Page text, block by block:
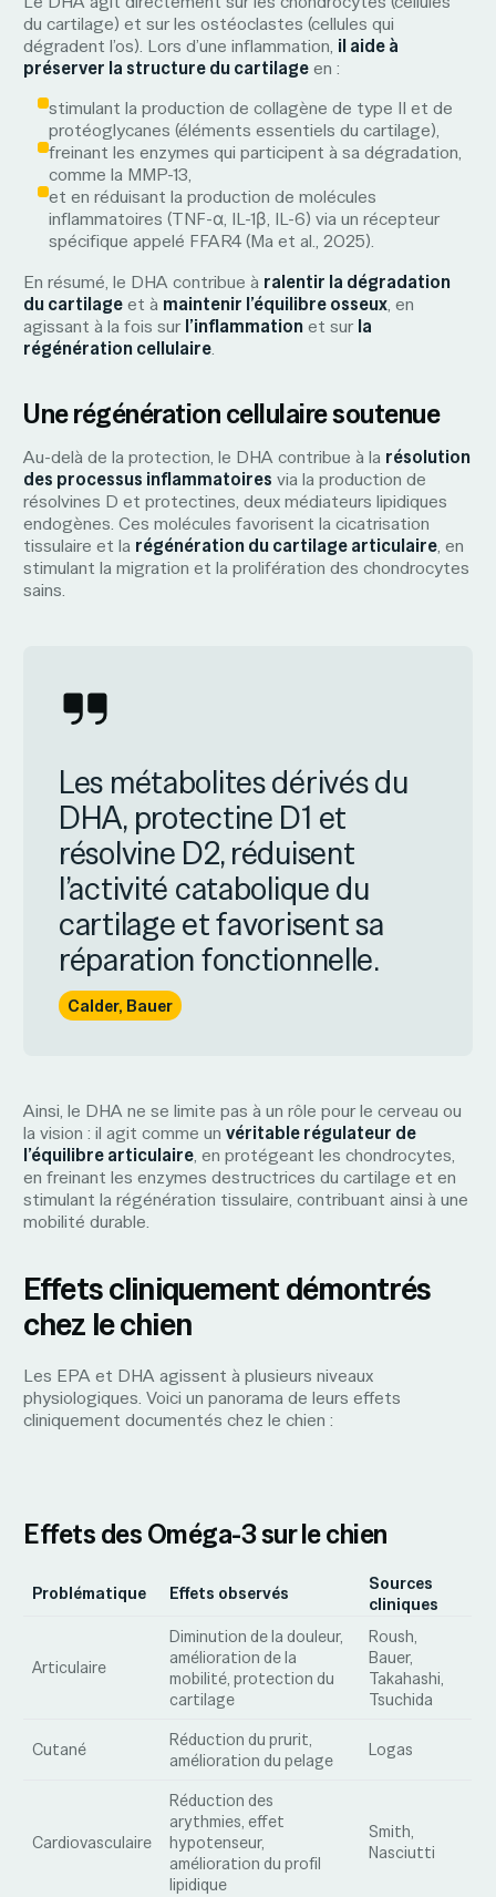
du cartilage) et sur les ostéoclastes (cellules qui
dégradent l’os). Lors d’une inflammation, il aide à
préserver la structure du cartilageen :
stimulant la production de collagène de type II et de
protéoglycanes (éléments essentiels du cartilage),
freinant les enzymes qui participent à sa dégradation,
comme la MMP-13,
et en réduisant la production de molécules
inflammatoires (TNF-α, IL-1β, IL-6) via un récepteur
spécifique appelé FFAR4 (Ma et al., 2025).
En résumé, le DHA contribue à ralentir la dégradation
du cartilageet à maintenir l’équilibre osseux, en
agissant à la fois sur l’inflammationet sur la
régénération cellulaire.
Une régénération cellulaire soutenue
Au-delà de la protection, le DHA contribue à la résolution
des processus inflammatoires via la production de
résolvines D et protectines, deux médiateurs lipidiques
endogènes. Ces molécules favorisent la cicatrisation
tissulaire et la régénération du cartilage articulaire, en
stimulant la migration et la prolifération des chondrocytes
sains.
Les métabolites dérivés du
DHA, protectine D1 et
résolvine D2, réduisent
l’activité catabolique du
cartilage et favorisent sa
réparation fonctionnelle.
Calder, Bauer
Ainsi, le DHA ne se limite pas à un rôle pour le cerveau ou
la vision : il agit comme unvéritable régulateur de
l’équilibre articulaire, en protégeant les chondrocytes,
en freinant les enzymes destructrices du cartilage et en
stimulant la régénération tissulaire, contribuant ainsi à une
mobilité durable.
Effets cliniquement démontrés
chez le chien
Les EPA et DHA agissent à plusieurs niveaux
physiologiques. Voici un panorama de leurs effets
cliniquement documentés chez le chien :
Effets des Oméga-3 sur le chien
Problématique Effets observés
Sources
cliniques
Articulaire
Diminution de la douleur,
amélioration de la
mobilité, protection du
cartilage
Roush,
Bauer,
Takahashi,
Tsuchida
Cutané
Réduction du prurit,
amélioration du pelage
Logas
Cardiovasculaire
Réduction des
arythmies, effet
hypotenseur,
amélioration du profil
lipidique
Smith,
Nasciutti